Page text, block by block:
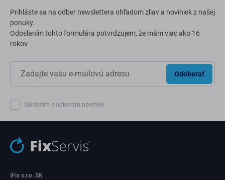
Prihláste sa na odber newslettera ohľadom zliav a noviniek z našej
ponuky.
Odoslaním tohto formulára potvrdzujem, že mám viac ako 16
rokov.
Odoberať
Súhlasím s odberom noviniek
iFix s.r.o. SK